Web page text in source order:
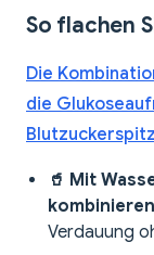
So flachen
Die
die
🥤 Mit
kombinieren
Verdauung